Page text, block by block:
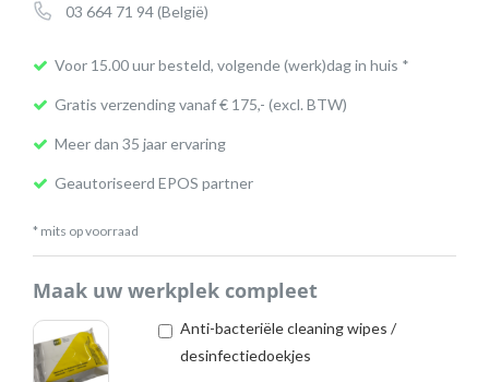
Maak uw werkplek compleet
Anti-bacteriële cleaning wipes /
desinfectiedoekjes
03 664 71 94(België)
Voor 15.00 uur besteld, volgende (werk)dag in huis *
Gratis verzending vanaf € 175,- (excl. BTW)
Meer dan 35 jaar ervaring
Geautoriseerd EPOS partner
* mits op voorraad